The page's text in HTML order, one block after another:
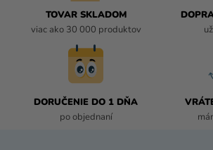
TOVAR SKLADOM
viac ako 30 000 produktov
DORUČENIE DO 1 DŇA
po objednaní